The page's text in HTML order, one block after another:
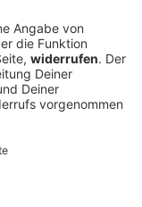
sich der US-
zwei Länder